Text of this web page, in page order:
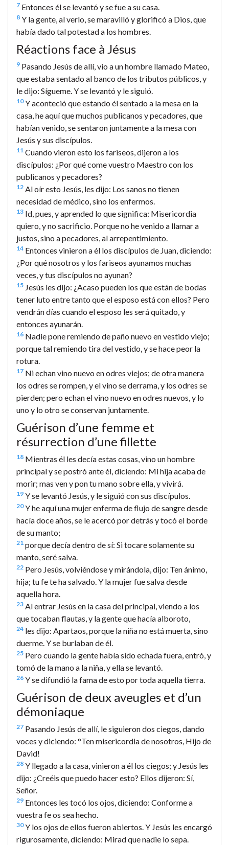
7 Entonces él se levantó y se fue a su casa.
8 Y la gente, al verlo, se maravilló y glorificó a Dios, que
había dado tal potestad a los hombres.
Réactions face à Jésus
9 Pasando Jesús de allí, vio a un hombre llamado Mateo,
que estaba sentado al banco de los tributos públicos, y
le dijo: Sígueme. Y se levantó y le siguió.
10Y aconteció que estando él sentado a la mesa en la
casa, he aquí que muchos publicanos y pecadores, que
habían venido, se sentaron juntamente a la mesa con
Jesús y sus discípulos.
11 Cuando vieron esto los fariseos, dijeron a los
discípulos: ¿Por qué come vuestro Maestro con los
publicanos y pecadores?
12 Al oír esto Jesús, les dijo: Los sanos no tienen
necesidad de médico, sino los enfermos.
13 Id, pues, y aprended lo que significa: Misericordia
quiero, y no sacrificio. Porque no he venido a llamar a
justos, sino a pecadores, al arrepentimiento.
14 Entonces vinieron a él los discípulos de Juan, diciendo:
¿Por qué nosotros y los fariseos ayunamos muchas
veces, y tus discípulos no ayunan?
15 Jesús les dijo: ¿Acaso pueden los que están de bodas
tener luto entre tanto que el esposo está con ellos? Pero
vendrán días cuando el esposo les será quitado, y
entonces ayunarán.
16 Nadie pone remiendo de paño nuevo en vestido viejo;
porque tal remiendo tira del vestido, y se hace peor la
rotura.
17 Ni echan vino nuevo en odres viejos; de otra manera
los odres se rompen, y el vino se derrama, y los odres se
pierden; pero echan el vino nuevo en odres nuevos, y lo
uno y lo otro se conservan juntamente.
Guérison d’une femme et
résurrection d’une fillette
18 Mientras él les decía estas cosas, vino un hombre
principal y se postró ante él, diciendo: Mi hija acaba de
morir; mas ven y pon tu mano sobre ella, y vivirá.
19 Y se levantó Jesús, y le siguió con sus discípulos.
20Y he aquí una mujer enferma de flujo de sangre desde
hacía doce años, se le acercó por detrás y tocó el borde
de su manto;
21 porque decía dentro de sí: Si tocare solamente su
manto, seré salva.
22 Pero Jesús, volviéndose y mirándola, dijo: Ten ánimo,
hija; tu fe te ha salvado. Y la mujer fue salva desde
aquella hora.
23 Al entrar Jesús en la casa del principal, viendo a los
que tocaban flautas, y la gente que hacía alboroto,
24 les dijo: Apartaos, porque la niña no está muerta, sino
duerme. Y se burlaban de él.
25 Pero cuando la gente había sido echada fuera, entró, y
tomó de la mano a la niña, y ella se levantó.
26 Y se difundió la fama de esto por toda aquella tierra.
Guérison de deux aveugles et d’un
démoniaque
27 Pasando Jesús de allí, le siguieron dos ciegos, dando
voces y diciendo: °Ten misericordia de nosotros, Hijo de
David!
28 Y llegado a la casa, vinieron a él los ciegos; y Jesús les
dijo: ¿Creéis que puedo hacer esto? Ellos dijeron: Sí,
Señor.
29 Entonces les tocó los ojos, diciendo: Conforme a
vuestra fe os sea hecho.
30Y los ojos de ellos fueron abiertos. Y Jesús les encargó
rigurosamente, diciendo: Mirad que nadie lo sepa.